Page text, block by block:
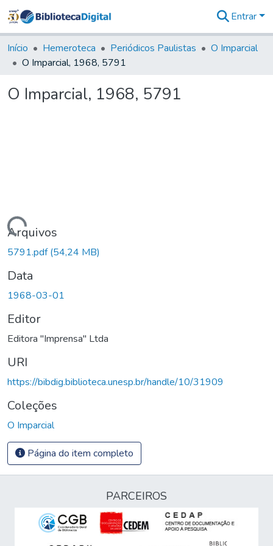
&
Coleções
Tudo na
Digital
Entrar
Início Hemeroteca Periódicos Paulistas
O Imparcial
O Imparcial, 1968, 5791
O Imparcial, 1968, 5791
Carregando...
Arquivos
5791.pdf(54,24 MB)
Data
1968-03-01
Editor
Editora "Imprensa" Ltda
URI
https://bibdig.biblioteca.unesp.br/handle/10/31909
Coleções
O Imparcial
Página do item completo
PARCEIROS